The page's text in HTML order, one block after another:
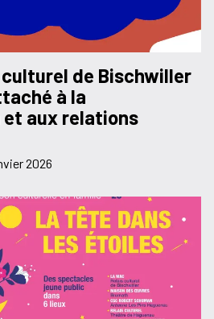
culturel de Bischwiller
à la
aux relations
2026